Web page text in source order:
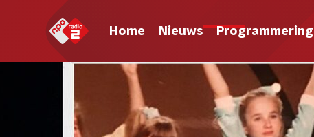
Home Nieuws Programmering